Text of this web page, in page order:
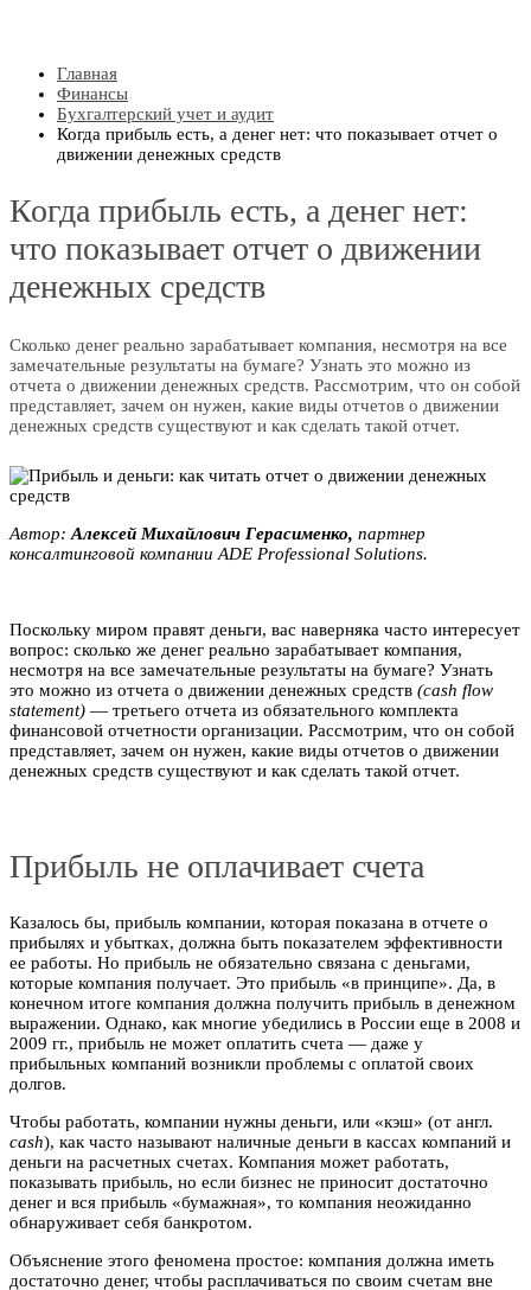
Главная
Финансы
Бухгалтерский учет и аудит
Когда прибыль есть, а денег нет: что показывает отчет о
движении денежных средств
Когда прибыль есть, а денег нет:
что показывает отчет о движении
денежных средств
Сколько денег реально зарабатывает компания, несмотря на все
замечательные результаты на бумаге? Узнать это можно из
отчета о движении денежных средств. Рассмотрим, что он собой
представляет, зачем он нужен, какие виды отчетов о движении
денежных средств существуют и как сделать такой отчет.
Автор:Aлекceй Миxaйлович Геpaсимeнко, партнер
консалтинговой компании АDE Prоfessiоnal Sоlutions.
Поскольку миром правят деньги, вас наверняка часто интересует
вопрос: сколько же денег реально зарабатывает компания,
несмотря на все замечательные результаты на бумаге? Узнать
это можно из отчета о движении денежных средств (cash flow
statement) — третьего отчета из обязательного комплекта
финансовой отчетности организации. Рассмотрим, что он собой
представляет, зачем он нужен, какие виды отчетов о движении
денежных средств существуют и как сделать такой отчет.
Прибыль не оплачивает счета
Казалось бы, прибыль компании, которая показана в отчете о
прибылях и убытках, должна быть показателем эффективности
ее работы. Но прибыль не обязательно связана с деньгами,
которые компания получает. Это прибыль «в принципе». Да, в
конечном итоге компания должна получить прибыль в денежном
выражении. Однако, как многие убедились в России еще в 2008 и
2009 гг., прибыль не может оплатить счета — даже у
прибыльных компаний возникли проблемы с оплатой своих
долгов.
Чтобы работать, компании нужны деньги, или «кэш» (от англ.
cash), как часто называют наличные деньги в кассах компаний и
деньги на расчетных счетах. Компания может работать,
показывать прибыль, но если бизнес не приносит достаточно
денег и вся прибыль «бумажная», то компания неожиданно
обнаруживает себя банкротом.
Объяснение этого феномена простое: компания должна иметь
достаточно денег, чтобы расплачиваться по своим счетам вне